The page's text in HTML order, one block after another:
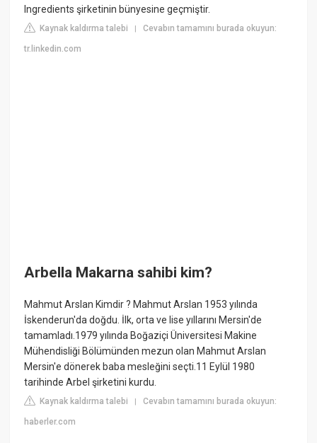
Ingredients şirketinin bünyesine geçmiştir.
Kaynak kaldırma talebi |Cevabın tamamını burada okuyun:
tr.linkedin.com
Arbella Makarna sahibi kim?
Mahmut Arslan Kimdir ? Mahmut Arslan 1953 yılında
İskenderun'da doğdu. İlk, orta ve lise yıllarını Mersin'de
tamamladı.1979 yılında Boğaziçi Üniversitesi Makine
Mühendisliği Bölümünden mezun olan Mahmut Arslan
Mersin'e dönerek baba mesleğini seçti.11 Eylül 1980
tarihinde Arbel şirketini kurdu.
Kaynak kaldırma talebi |Cevabın tamamını burada okuyun:
haberler.com